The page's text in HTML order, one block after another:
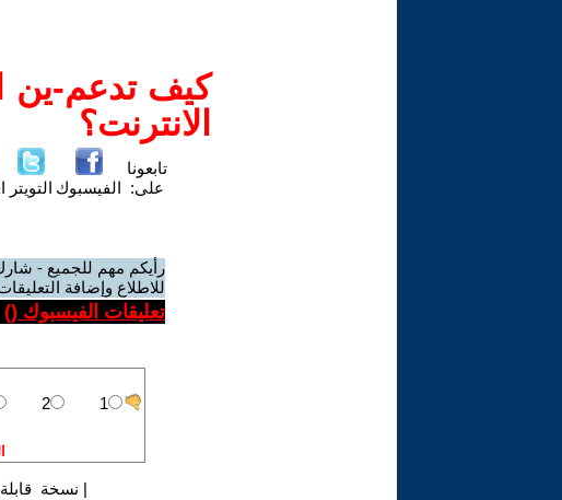
كيف تدعم-ين
الانترنت؟
تابعونا
على: الفيسبوك التويتر
رأيكم مهم للجميع -
للاطلاع وإضافة
تعليقات الفيسبوك ()
| نسخة